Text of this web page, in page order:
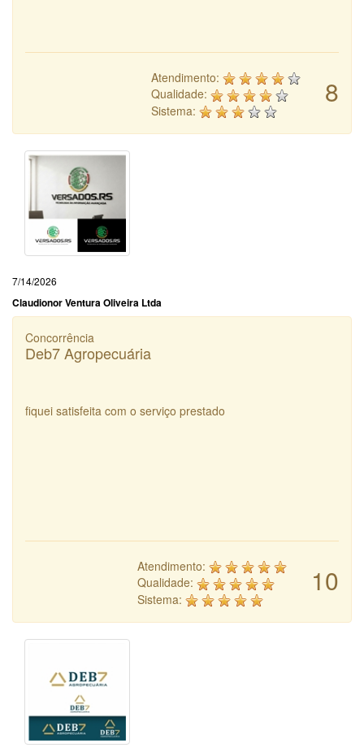
8
Atendimento:
Qualidade:
Sistema:
7/14/2026
Claudionor Ventura Oliveira Ltda
Concorrência
Deb7 Agropecuária
fiquei satisfeita com o serviço prestado
10
Atendimento:
Qualidade:
Sistema: